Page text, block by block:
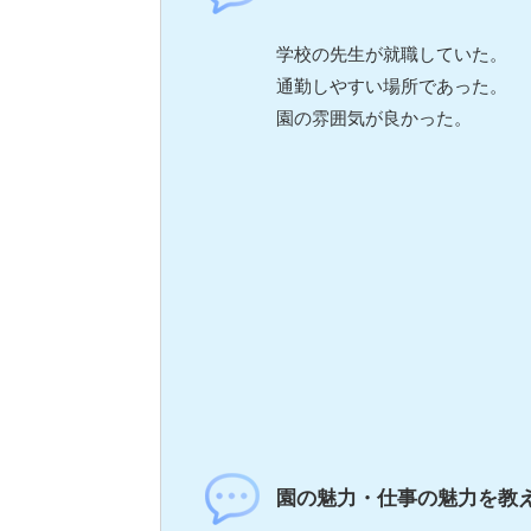
学校の先生が就職していた。
通勤しやすい場所であった。
園の雰囲気が良かった。
園の魅力・仕事の魅力を教